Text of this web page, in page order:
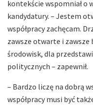
kontekście wspomniał o
kandydatury. – Jestem
współpracy zachęcam.
zawsze otwarte i
środowisk, dla
politycznych – zapewnił.
– Bardzo liczę na dobrą
współpracy musi być